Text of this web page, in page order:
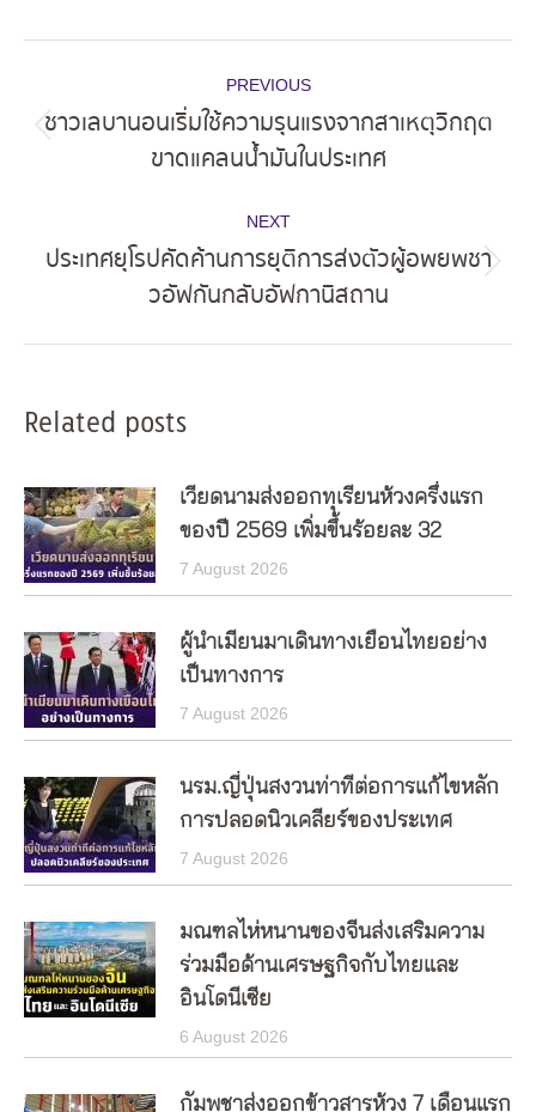
navigation
PREVIOUS
Previous
post:
ชาวเลบานอนเริ่มใช้ความรุนแรงจากสาเหตุวิกฤต
ขาดแคลนน้ำมันในประเทศ
NEXT
Next
post:
ประเทศยุโรปคัดค้านการยุติการส่งตัวผู้อพยพชา
วอัฟกันกลับอัฟกานิสถาน
Related posts
เวียดนามส่งออกทุเรียนห้วงครึ่งแรก
ของปี 2569 เพิ่มขึ้นร้อยละ 32
7 August 2026
ผู้นำเมียนมาเดินทางเยือนไทยอย่าง
เป็นทางการ
7 August 2026
นรม.ญี่ปุ่นสงวนท่าทีต่อการแก้ไขหลัก
การปลอดนิวเคลียร์ของประเทศ
7 August 2026
มณฑลไห่หนานของจีนส่งเสริมความ
ร่วมมือด้านเศรษฐกิจกับไทยและ
อินโดนีเซีย
6 August 2026
กัมพูชาส่งออกข้าวสารห้วง 7 เดือนแรก